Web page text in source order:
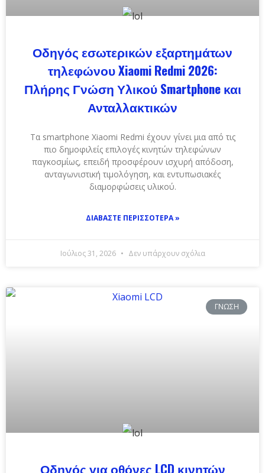
Οδηγός εσωτερικών εξαρτημάτων
τηλεφώνου Xiaomi Redmi 2026:
Πλήρης Γνώση Υλικού Smartphone και
Ανταλλακτικών
Τα smartphone Xiaomi Redmi έχουν γίνει μια από τις
πιο δημοφιλείς επιλογές κινητών τηλεφώνων
παγκοσμίως, επειδή προσφέρουν ισχυρή απόδοση,
ανταγωνιστική τιμολόγηση, και εντυπωσιακές
διαμορφώσεις υλικού.
ΔΙΑΒΆΣΤΕ ΠΕΡΙΣΣΌΤΕΡΑ »
Ιούλιος 31, 2026 Δεν υπάρχουν σχόλια
ΓΝΏΣΗ
Οδηγός για οθόνες LCD κινητών